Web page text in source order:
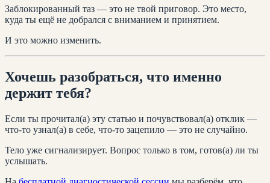
Заблокированный таз — это не твой приговор. Это место,
куда ты ещё не добрался с вниманием и принятием.
И это можно изменить.
Хочешь разобраться, что именно
держит тебя?
Если ты прочитал(а) эту статью и почувствовал(а) отклик —
что-то узнал(а) в себе, что-то зацепило — это не случайно.
Тело уже сигнализирует. Вопрос только в том, готов(а) ли ты
услышать.